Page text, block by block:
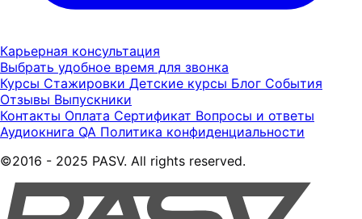
Карьерная консультация
Выбрать удобное время для звонка
Курсы Стажировки Детские курсы Блог События
Отзывы Выпускники
Контакты Оплата Сертификат Вопросы и ответы
Аудиокнига QA Политика конфиденциальности
©2016 - 2025 PASV. All rights reserved.